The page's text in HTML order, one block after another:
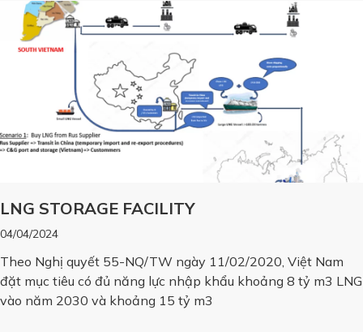
LNG STORAGE FACILITY
04/04/2024
Theo Nghị quyết 55-NQ/TW ngày 11/02/2020, Việt Nam
đặt mục tiêu có đủ năng lực nhập khẩu khoảng 8 tỷ m3 LNG
vào năm 2030 và khoảng 15 tỷ m3